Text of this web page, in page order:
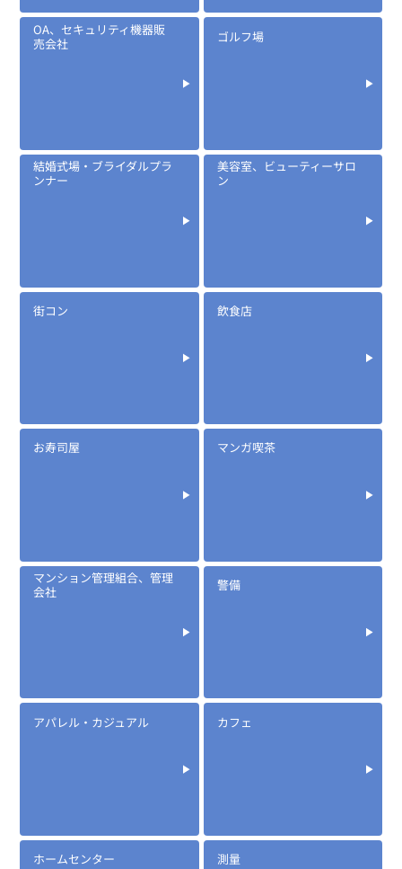
OA、セキュリティ機器販
売会社
ゴルフ場
結婚式場・ブライダルプラ
ンナー
美容室、ビューティーサロ
ン
街コン 飲食店
お寿司屋 マンガ喫茶
マンション管理組合、管理
会社
警備
アパレル・カジュアル カフェ
ホームセンター 測量